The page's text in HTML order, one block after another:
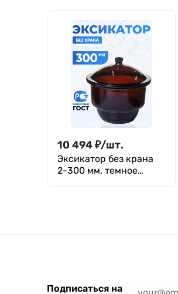
10 494₽/шт.
Эксикатор без крана
2-300 мм, темное
Подписаться на